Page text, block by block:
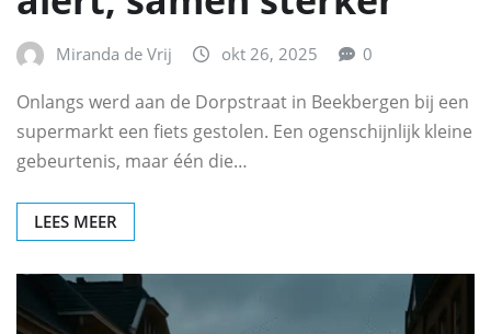
Miranda de Vrij okt 26, 2025 0
Onlangs werd aan de Dorpstraat in Beekbergen bij een
supermarkt een fiets gestolen. Een ogenschijnlijk kleine
gebeurtenis, maar één die…
LEES MEER